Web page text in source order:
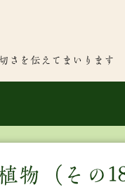
さを伝えてまいります
物（その